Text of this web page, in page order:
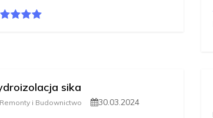
sika
Remonty i Budownictwo 30.03.2024